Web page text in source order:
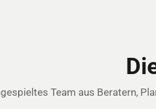
Team aus Beratern,